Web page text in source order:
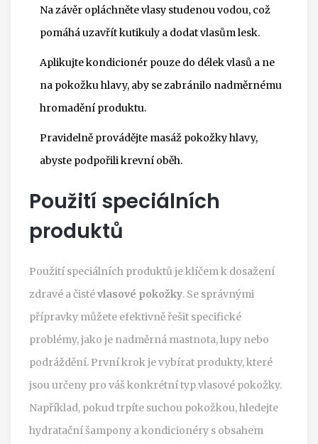
Na závěr opláchněte vlasy studenou vodou, což
pomáhá uzavřít kutikuly a dodat vlasům lesk.
Aplikujte kondicionér pouze do délek vlasů a ne
na pokožku hlavy, aby se zabránilo nadměrnému
hromadění produktu.
Pravidelně provádějte masáž pokožky hlavy,
abyste podpořili krevní oběh.
Použití speciálních
produktů
Použití speciálních produktů je klíčem k dosažení
zdravé a čistévlasové pokožky. Se správnými
přípravky můžete efektivně řešit specifické
problémy, jako je nadměrná mastnota, lupy nebo
podráždění. První krok je vybírat produkty, které
jsou určeny pro váš konkrétní typ vlasové pokožky.
Například, pokud trpíte suchou pokožkou, hledejte
hydratační šampony a kondicionéry s obsahem